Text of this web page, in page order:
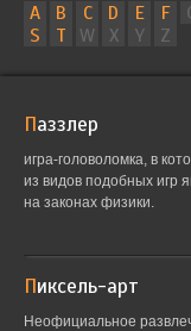
A
B C D E F
S
T W X Y Z
Паззлер
игра-головоломка, в
из видов подобных игр
на законах физики.
Пиксель-арт
Неофициальное